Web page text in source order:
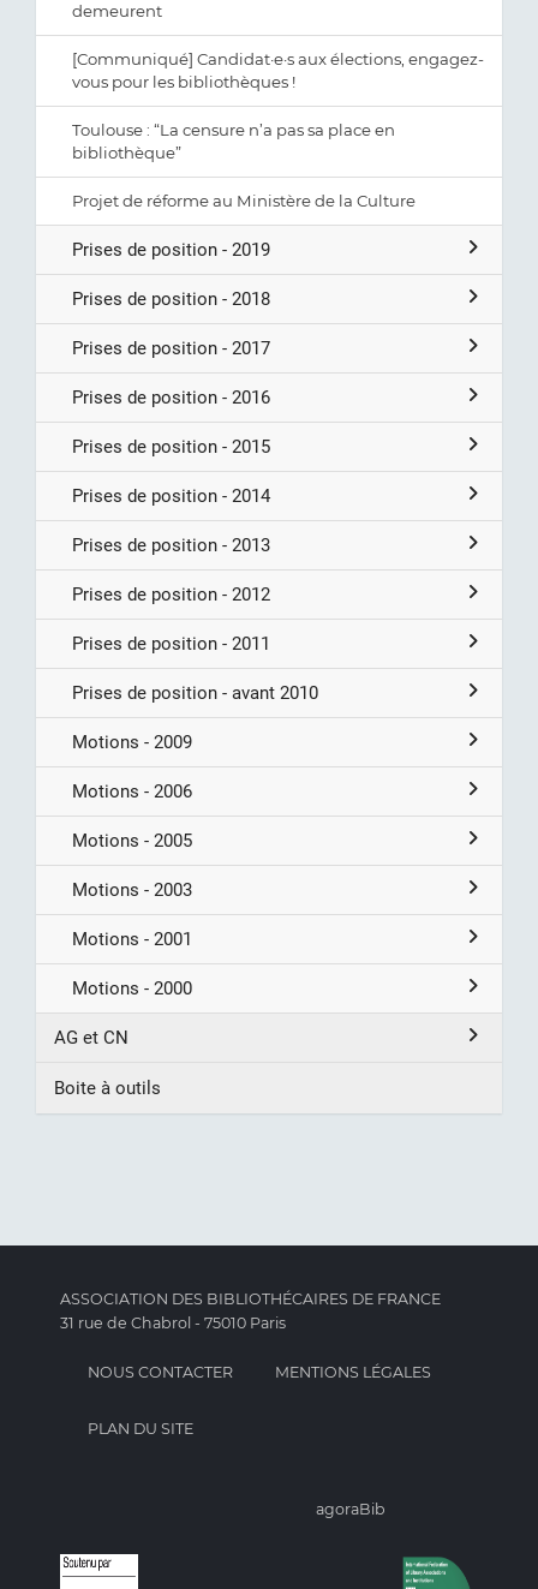
demeurent
[Communiqué] Candidat·e·s aux élections, engagez-
vous pour les bibliothèques !
Toulouse : “La censure n’a pas sa place en
bibliothèque”
Projet de réforme au Ministère de la Culture
Prises de position - 2019
Prises de position - 2018
Prises de position - 2017
Prises de position - 2016
Prises de position - 2015
Prises de position - 2014
Prises de position - 2013
Prises de position - 2012
Prises de position - 2011
Prises de position - avant 2010
Motions - 2009
Motions - 2006
Motions - 2005
Motions - 2003
Motions - 2001
Motions - 2000
AG et CN
Boite à outils
ASSOCIATION DES BIBLIOTHÉCAIRES DE FRANCE
31 rue de Chabrol - 75010 Paris
NOUS CONTACTER MENTIONS LÉGALES
PLAN DU SITE
agoraBib